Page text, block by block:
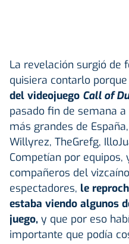
La revelación surgió de
quisiera contarlo porque
del videojuego Call of
pasado fin de semana
más grandes de
Willyrez, TheGrefg,
Competían por
compañeros del
espectadores, le
estaba viendo algunos
juego, y que por eso
importante que podía